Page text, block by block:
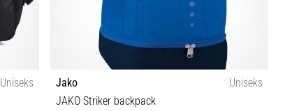
Uniseks
Jako
Uniseks
JAKO Striker backpack